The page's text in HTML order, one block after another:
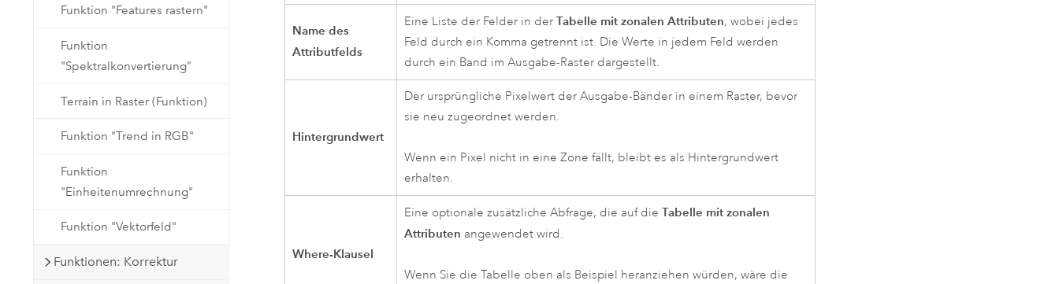
Funktion "Features rastern"
Funktion
"Spektralkonvertierung"
Terrain in Raster (Funktion)
Funktion "Trend in RGB"
Funktion
"Einheitenumrechnung"
Funktion "Vektorfeld"
Funktionen: Korrektur
Name des
Attributfelds
Eine Liste der Felder in derTabelle mit zonalen Attributen, wobei jedes
Feld durch ein Komma getrennt ist. Die Werte in jedem Feld werden
durch ein Band im Ausgabe-Raster dargestellt.
Hintergrundwert
Der ursprüngliche Pixelwert der Ausgabe-Bänder in einem Raster, bevor
sie neu zugeordnet werden.
Wenn ein Pixel nicht in eine Zone fällt, bleibt es als Hintergrundwert
erhalten.
Where-Klausel
Eine optionale zusätzliche Abfrage, die auf dieTabelle mit zonalen
Attributen angewendet wird.
Wenn Sie die Tabelle oben als Beispiel heranziehen würden, wäre die